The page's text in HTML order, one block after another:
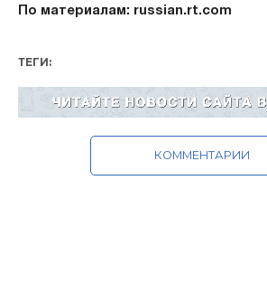
По материалам: russian.rt.com
ТЕГИ:
КОММЕНТАРИИ